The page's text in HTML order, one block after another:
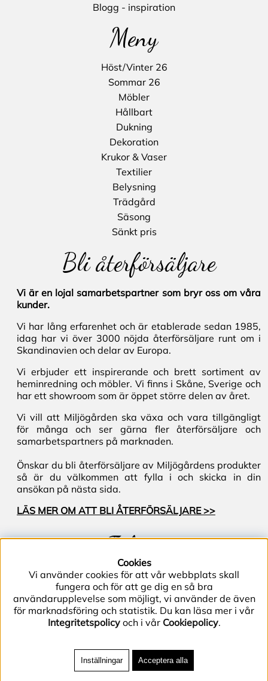
Blogg - inspiration
Meny
Höst/Vinter 26
Sommar 26
Möbler
Hållbart
Dukning
Dekoration
Krukor & Vaser
Textilier
Belysning
Trädgård
Säsong
Sänkt pris
Bli återförsäljare
Vi är en lojal samarbetspartner som bryr oss om våra
kunder.
Vi har lång erfarenhet och är etablerade sedan 1985,
idag har vi över 3000 nöjda återförsäljare runt om i
Skandinavien och delar av Europa.
Vi erbjuder ett inspirerande och brett sortiment av
heminredning och möbler. Vi finns i Skåne, Sverige och
har ett showroom som är öppet större delen av året.
Vi vill att Miljögården ska växa och vara tillgängligt
för många och ser gärna fler återförsäljare och
samarbetspartners på marknaden.
Önskar du bli återförsäljare av Miljögårdens produkter
så är du välkommen att fylla i och skicka in din
ansökan på nästa sida.
LÄS MER OM ATT BLI ÅTERFÖRSÄLJARE >>
Följ oss
Telefon (+46) 40–40 86 40 | E-post
info@miljogarden.com
| Bolagsgatan 2, 233 51
Svedala
Cookies
Vi använder cookies för att vår webbplats skall
fungera och för att ge dig en så bra
användarupplevelse som möjligt, vi använder de även
för marknadsföring och statistik. Du kan läsa mer i vår
Integritetspolicyoch i vår Cookiepolicy.
Inställningar Acceptera alla